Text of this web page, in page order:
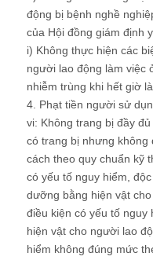
động bị bệnh nghề
của Hội đồng giám định
i) Không thực hiện các
người lao động làm việc
nhiễm trùng khi hết giờ
4. Phạt tiền người sử
vi: Không trang bị đầy
có trang bị nhưng
cách theo quy chuẩn kỹ
có yếu tố nguy hiểm,
dưỡng bằng hiện vật
điều kiện có yếu tố nguy
hiện vật cho người lao
hiểm không đúng mức